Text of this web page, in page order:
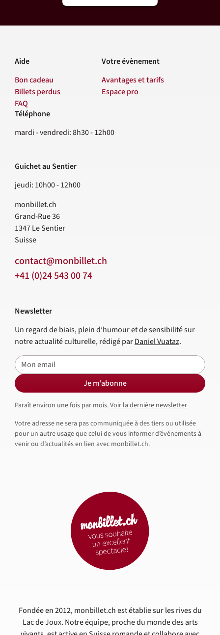
Aide
Bon cadeau
Billets perdus
FAQ
Votre évènement
Avantages et tarifs
Espace pro
Contact
Téléphone
mardi - vendredi: 8h30 - 12h00
Guichet au Sentier
jeudi: 10h00 - 12h00
monbillet.ch
Grand-Rue 36
1347Le Sentier
Suisse
contact@monbillet.ch
+41 (0)24 543 00 74
Fondée en 2012, monbillet.ch est établie sur les rives du
Lac de Joux. Notre équipe, proche du monde des arts
Newsletter
Un regard de biais, plein d’humour et de sensibilité sur
notre actualité culturelle, rédigé parDaniel Vuataz.
E-mail
Je m'abonne
Paraît environ une fois par mois.Voir la dernière newsletter
Votre adresse ne sera pas communiquée à des tiers ou utilisée
pour un autre usage que celui de vous informer d’évènements à
venir ou d’actualités en lien avec monbillet.ch.